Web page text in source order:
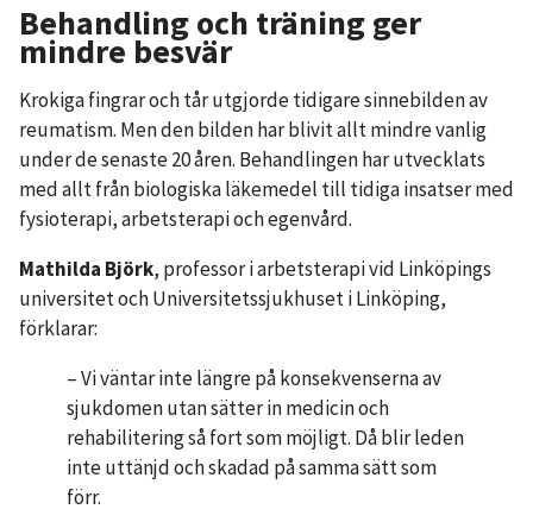
Behandling och träning ger
mindre besvär
Krokiga fingrar och tår utgjorde tidigare sinnebilden av
reumatism. Men den bilden har blivit allt mindre vanlig
under de senaste 20 åren. Behandlingen har utvecklats
med allt från biologiska läkemedel till tidiga insatser med
fysioterapi, arbetsterapi och egenvård.
Mathilda Björk, professor i arbetsterapi vid Linköpings
universitet och Universitetssjukhuset i Linköping,
förklarar:
– Vi väntar inte längre på konsekvenserna av
sjukdomen utan sätter in medicin och
rehabilitering så fort som möjligt. Då blir leden
inte uttänjd och skadad på samma sätt som
förr.